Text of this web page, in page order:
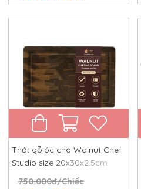
Thớt gỗ óc chó Walnut Chef
Studio size 20x30x2.5cm
750.000đ/Chiếc